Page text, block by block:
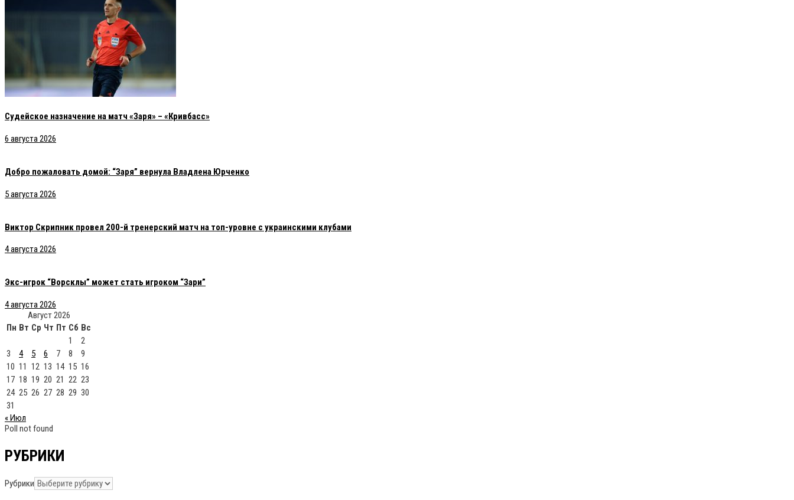
Судейское назначение на матч «Заря» – «Кривбасс»
6 августа 2026
Добро пожаловать домой: “Заря” вернула Владлена Юрченко
5 августа 2026
Виктор Скрипник провел 200-й тренерский матч на топ-уровне с украинскими клубами
4 августа 2026
Экс-игрок “Ворсклы” может стать игроком “Зари”
4 августа 2026
Август 2026
Пн Вт Ср Чт Пт Сб Вс
1
2
3
4 5 6 7 8
9
10 11 12 13 14 15 16
17 18 19 20 21 22 23
24 25 26 27 28 29 30
31
« Июл
Poll not found
РУБРИКИ
Рубрики